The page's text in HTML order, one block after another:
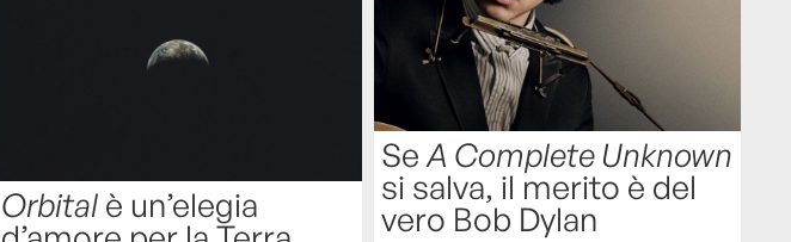
Orbital è un’elegia
Se A Complete Unknown
si salva, il merito è del
vero Bob Dylan